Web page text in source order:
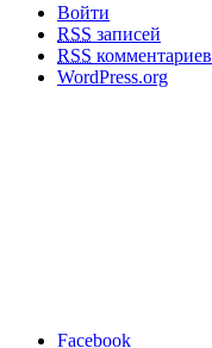
Войти
RSS записей
RSS комментариев
WordPress.org
Facebook